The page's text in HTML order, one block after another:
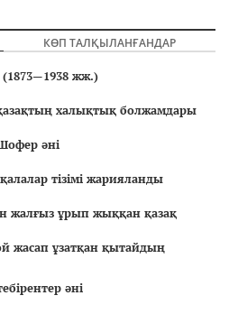
КӨП ТАЛҚЫЛАНҒАНДАР
жж.)
халықтық болжамдары
әні
тізімі жарияланды
жалғыз ұрып жыққан қазақ
жасап ұзатқан қытайдың
әні